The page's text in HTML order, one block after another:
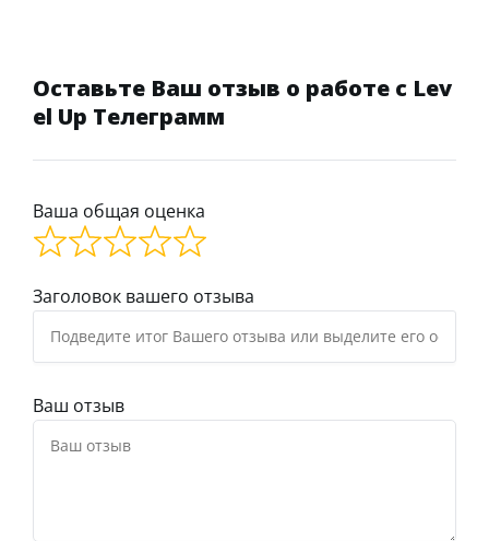
Оставьте Ваш отзыв о работе с Lev
el Up Телеграмм
Ваша общая оценка
Заголовок вашего отзыва
Ваш отзыв